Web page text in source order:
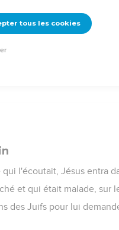
à un homme qui a
elle s'est écroulée ; la
l'écoutait, Jésus entra
et qui était malade, sur
des Juifs pour lui
tous les cookies